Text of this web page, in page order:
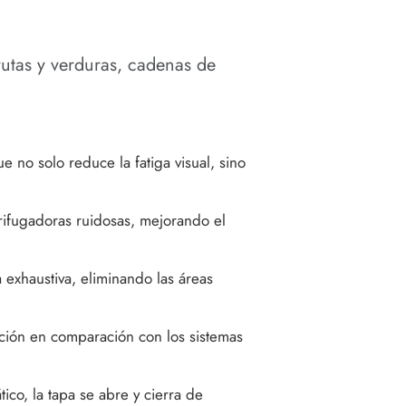
y verduras, cadenas de
no solo reduce la fatiga visual, sino
ruidosas, mejorando el
eliminando las áreas
en comparación con los sistemas
la tapa se abre y cierra de